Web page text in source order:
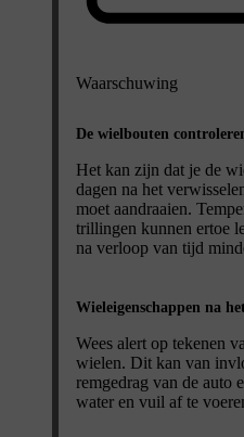
Waarschuwing
De wielbouten
Het kan zijn dat je de
dagen na het
moet aandraaien.
trillingen kunnen ertoe
na verloop van tijd
Wieleigenschappen na
Wees alert op tekenen
wielen. Dit kan van
remgedrag van de auto
water en vuil af te